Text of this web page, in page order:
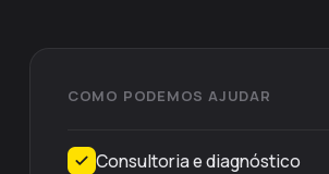
COMO PODEMOS AJUDAR
Consultoria e diagnóstico